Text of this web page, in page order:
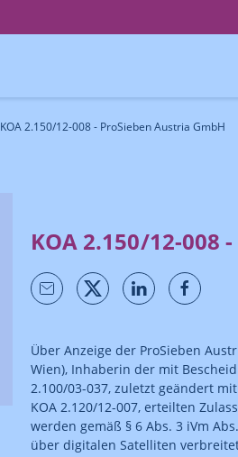
KOA 2.150/12-008 - ProSieben Austria GmbH
KOA 2.150/12-008
Über Anzeige der ProSieben
Wien), Inhaberin der mit
2.100/03-037, zuletzt geändert
KOA 2.120/12-007, erteilten
werden gemäß § 6 Abs. 3 iVm
über digitalen Satelliten